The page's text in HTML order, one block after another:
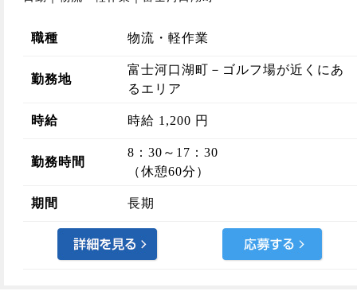
職種 物流・軽作業
勤務地
富士河口湖町－ゴルフ場が近くにあ
るエリア
時給 時給 1,200 円
勤務時間
8：30～17：30
（休憩60分）
期間 長期